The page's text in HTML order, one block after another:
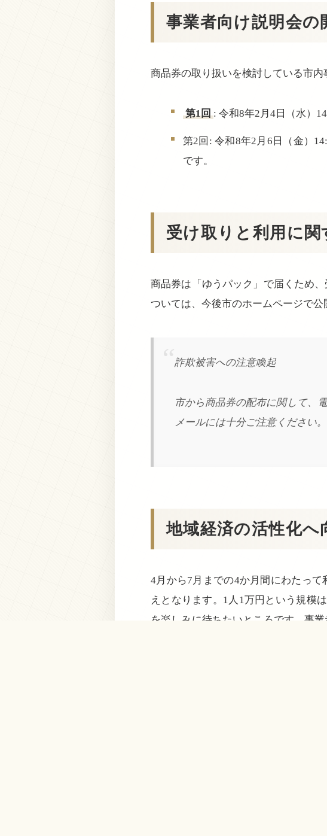
事業者向け説明会の
商品券の取り扱いを検討している市
第1回 : 令和8年2月4日（水）
第2回: 令和8年2月6日（金）
です。
受け取りと利用に関
商品券は「ゆうパック」で届くため
ついては、今後市のホームページで
詐欺被害への注意喚起
市から商品券の配布に関して、
メールには十分ご注意ください。
地域経済の活性化へ
4月から7月までの4か月間にわたっ
えとなります。1人1万円という規模
を楽しみに待ちたいところです。事